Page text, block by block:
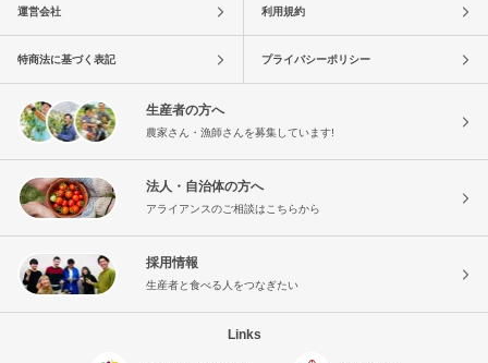
運営会社 利用規約
特商法に基づく表記 プライバシーポリシー
生産者の方へ
農家さん・漁師さんを募集しています!
法人・自治体の方へ
アライアンスのご相談はこちらから
採用情報
生産者と食べる人をつなぎたい
Links